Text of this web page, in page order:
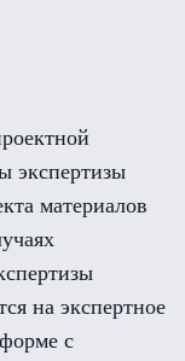
экспертизы
материалов
на экспертное
с